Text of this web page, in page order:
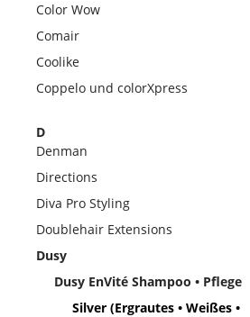
Color Wow
Comair
Coolike
Coppelo und colorXpress
D
Denman
Directions
Diva Pro Styling
Doublehair Extensions
Dusy
Dusy EnVité Shampoo • Pflege
Silver (Ergrautes • Weißes •